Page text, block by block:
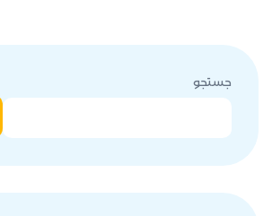
جستجو